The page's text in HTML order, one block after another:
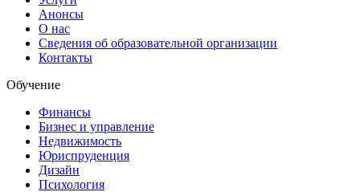
Анонсы
О нас
Сведения об образовательной организации
Контакты
Обучение
Финансы
Бизнес и управление
Недвижимость
Юриспруденция
Дизайн
Психология